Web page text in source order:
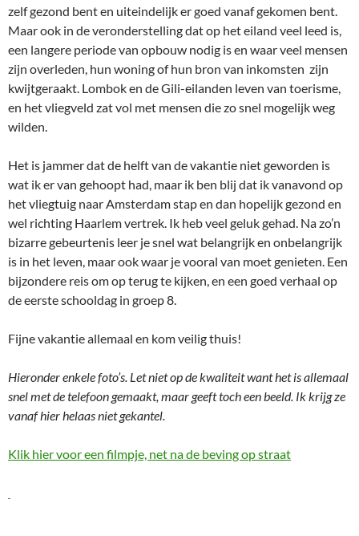
zelf gezond bent en uiteindelijk er goed vanaf gekomen bent.
Maar ook in de veronderstelling dat op het eiland veel leed is,
een langere periode van opbouw nodig is en waar veel mensen
zijn overleden, hun woning of hun bron van inkomsten zijn
kwijtgeraakt. Lombok en de Gili-eilanden leven van toerisme,
en het vliegveld zat vol met mensen die zo snel mogelijk weg
wilden.
Het is jammer dat de helft van de vakantie niet geworden is
wat ik er van gehoopt had, maar ik ben blij dat ik vanavond op
het vliegtuig naar Amsterdam stap en dan hopelijk gezond en
wel richting Haarlem vertrek. Ik heb veel geluk gehad. Na zo’n
bizarre gebeurtenis leer je snel wat belangrijk en onbelangrijk
is in het leven, maar ook waar je vooral van moet genieten. Een
bijzondere reis om op terug te kijken, en een goed verhaal op
de eerste schooldag in groep 8.
Fijne vakantie allemaal en kom veilig thuis!
Hieronder enkele foto’s. Let niet op de kwaliteit want het is allemaal
snel met de telefoon gemaakt, maar geeft toch een beeld. Ik krijg ze
vanaf hier helaas niet gekantel.
Klik hier voor een filmpje, net na de beving op straat